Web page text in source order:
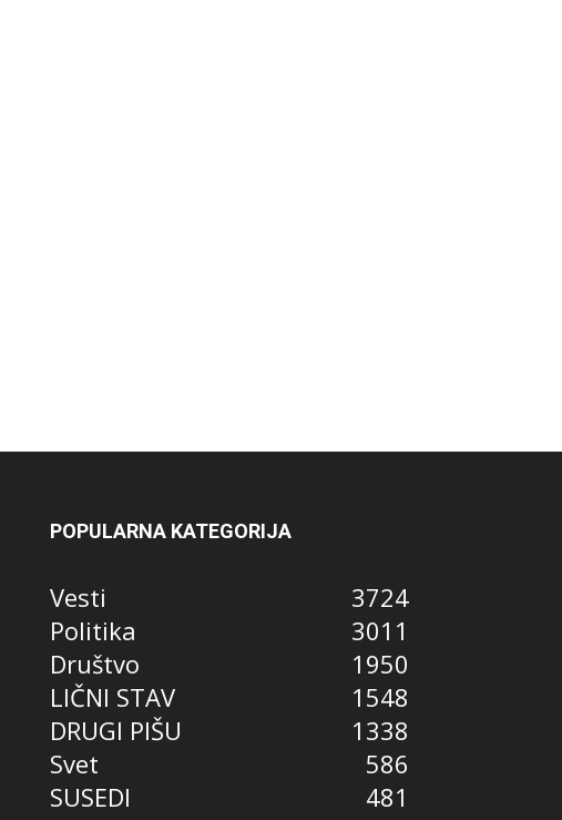
POPULARNA KATEGORIJA
Vesti
3724
Politika
3011
Društvo
1950
LIČNI STAV
1548
DRUGI PIŠU
1338
Svet
586
SUSEDI
481